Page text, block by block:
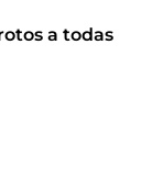
a todas